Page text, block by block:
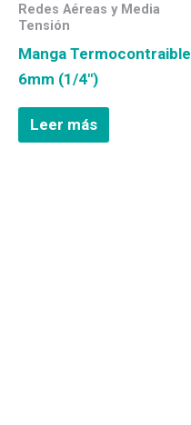
Redes Aéreas y Media
Tensión
Manga Termocontraible
6mm (1/4″)
Leer más